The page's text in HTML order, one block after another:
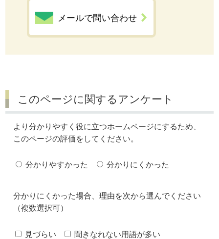
メールで問い合わせ
このページに関するアンケート
より分かりやすく役に立つホームページにするため、
このページの評価をしてください。
分かりやすかった 分かりにくかった
分かりにくかった場合、理由を次から選んでください
（複数選択可）
見づらい 聞きなれない用語が多い